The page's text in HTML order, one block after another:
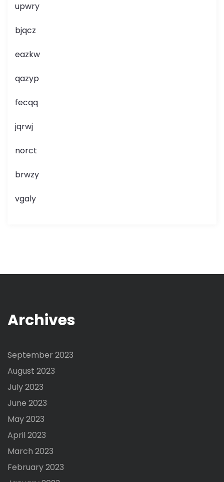
upwry
bjqcz
eazkw
qazyp
fecqq
jqrwj
norct
brwzy
vgaly
Archives
September 2023
August 2023
July 2023
June 2023
May 2023
April 2023
March 2023
February 2023